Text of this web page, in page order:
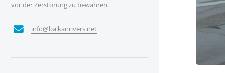
vor der Zerstörung zu bewahren.
info@balkanrivers.net